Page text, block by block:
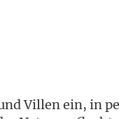
Villen ein, in